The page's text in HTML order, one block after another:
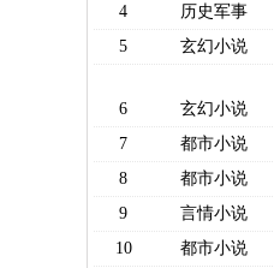
4
历史军事
5
玄幻小说
6 玄幻小说
7
都市小说
8
都市小说
9
言情小说
10
都市小说